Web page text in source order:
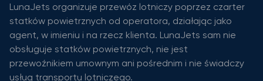
LunaJets organizuje przewóz lotniczy poprzez czarter
statków powietrznych od operatora, działając jako
agent, w imieniu i na rzecz klienta. LunaJets sam nie
obsługuje statków powietrznych, nie jest
przewoźnikiem umownym ani pośrednim i nie świadczy
usług transportu lotniczego.